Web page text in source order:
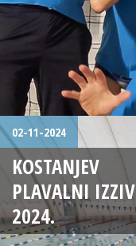
02-11-2024
KOSTANJEV
PLAVALNI IZZIV
2024.